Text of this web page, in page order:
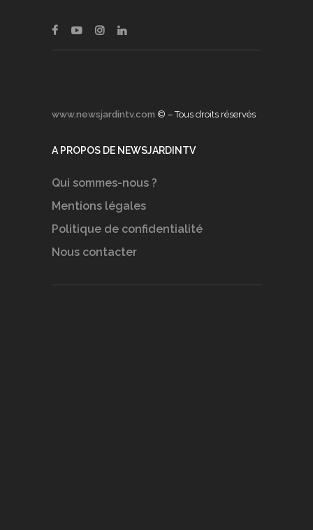
www.newsjardintv.com © – Tous droits réservés
A PROPOS DE NEWSJARDINTV
Qui sommes-nous ?
Mentions légales
Politique de confidentialité
Nous contacter